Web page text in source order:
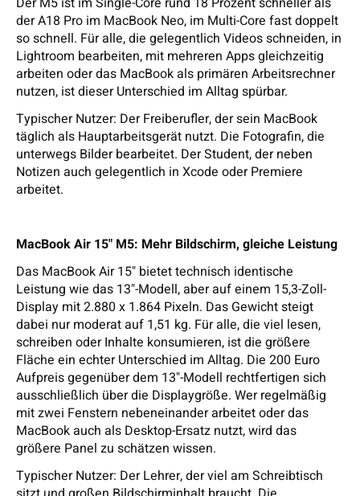
der A18 Pro im MacBook Neo, im Multi-Core fast doppelt
so schnell. Für alle, die gelegentlich Videos schneiden, in
Lightroom bearbeiten, mit mehreren Apps gleichzeitig
arbeiten oder das MacBook als primären Arbeitsrechner
nutzen, ist dieser Unterschied im Alltag spürbar.
Typischer Nutzer: Der Freiberufler, der sein MacBook
täglich als Hauptarbeitsgerät nutzt. Die Fotografin, die
unterwegs Bilder bearbeitet. Der Student, der neben
Notizen auch gelegentlich in Xcode oder Premiere
arbeitet.
MacBook Air 15" M5: Mehr Bildschirm, gleiche Leistung
Das MacBook Air 15" bietet technisch identische
Leistung wie das 13"-Modell, aber auf einem 15,3-Zoll-
Display mit 2.880 x 1.864 Pixeln. Das Gewicht steigt
dabei nur moderat auf 1,51 kg. Für alle, die viel lesen,
schreiben oder Inhalte konsumieren, ist die größere
Fläche ein echter Unterschied im Alltag. Die 200 Euro
Aufpreis gegenüber dem 13"-Modell rechtfertigen sich
ausschließlich über die Displaygröße. Wer regelmäßig
mit zwei Fenstern nebeneinander arbeitet oder das
MacBook auch als Desktop-Ersatz nutzt, wird das
größere Panel zu schätzen wissen.
Typischer Nutzer: Der Lehrer, der viel am Schreibtisch